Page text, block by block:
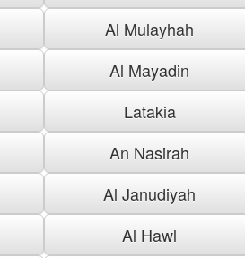
Al Mulayhah
Al Mayadin
Latakia
An Nasirah
Al Janudiyah
Al Hawl